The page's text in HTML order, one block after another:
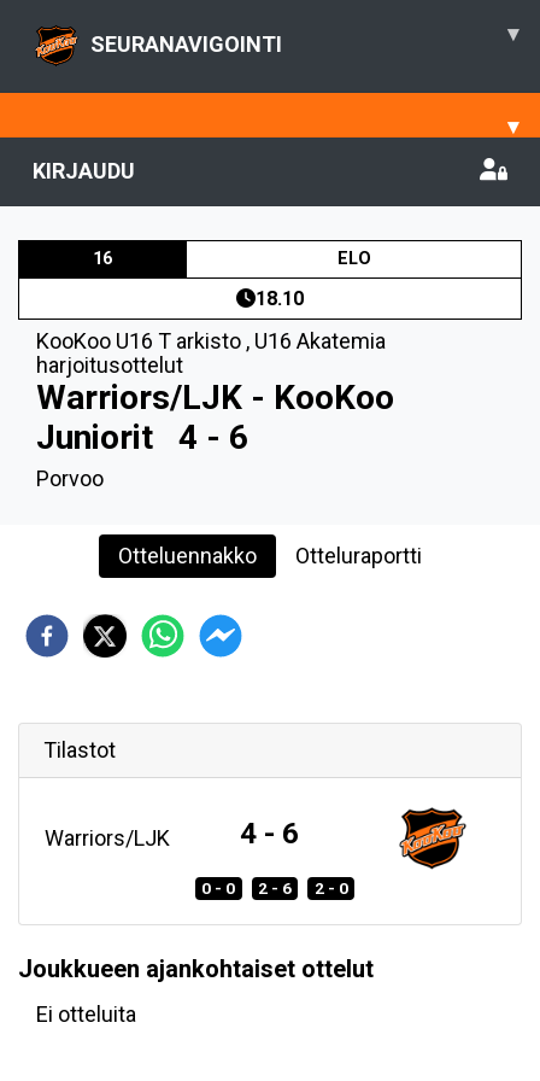
SEURANAVIGOINTI ▾
▾
KIRJAUDU
16 ELO
18.10
KooKoo U16 T arkisto , U16 Akatemia
harjoitusottelut
Warriors/LJK - KooKoo
Juniorit
4 - 6
Porvoo
Otteluennakko Otteluraportti
Tilastot
Warriors/LJK 4 - 6
0 - 0 2 - 6 2 - 0
Joukkueen ajankohtaiset ottelut
Ei otteluita